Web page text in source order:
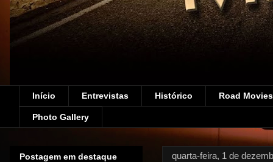
Início Entrevistas Histórico Road
Photo Gallery
quarta-feira, 1 de
Postagem em destaque